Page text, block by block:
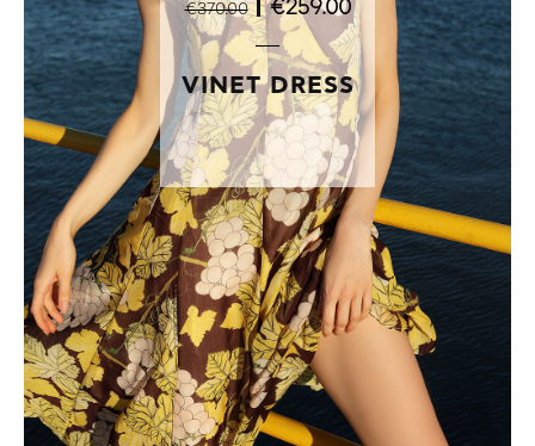
€370.00 | €259.00
VINET DRESS